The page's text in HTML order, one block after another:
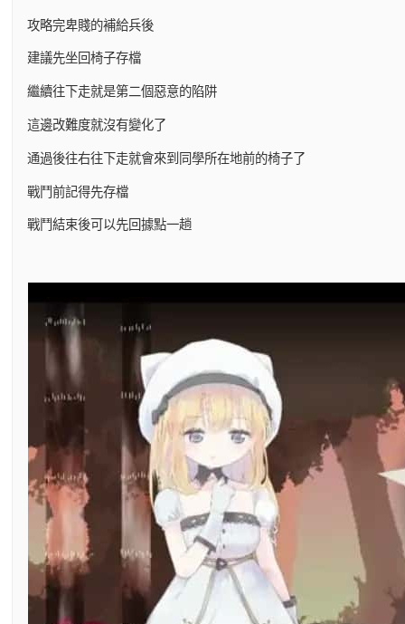
攻略完卑賤的補給兵後
建議先坐回椅子存檔
繼續往下走就是第二個惡意的陷阱
這邊改難度就沒有變化了
通過後往右往下走就會來到同學所在地前的椅子了
戰鬥前記得先存檔
戰鬥結束後可以先回據點一趟